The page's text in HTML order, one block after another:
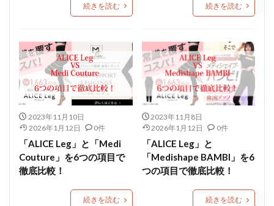
続きを読む 続きを読む
2023年11月10日
2026年1月12日
0件
「ALICE Leg」と「Medi
Couture」を6つの項目で
徹底比較！
続きを読む
2023年11月8日
2026年1月12日
0件
「ALICE Leg」と
「Medishape BAMBI」を6
つの項目で徹底比較！
続きを読む